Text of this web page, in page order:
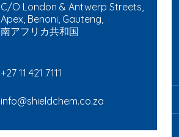
C/O London & Antwerp Streets,
Apex, Benoni, Gauteng,
南アフリカ共和国
+27 11 421 7111
info@shieldchem.co.za